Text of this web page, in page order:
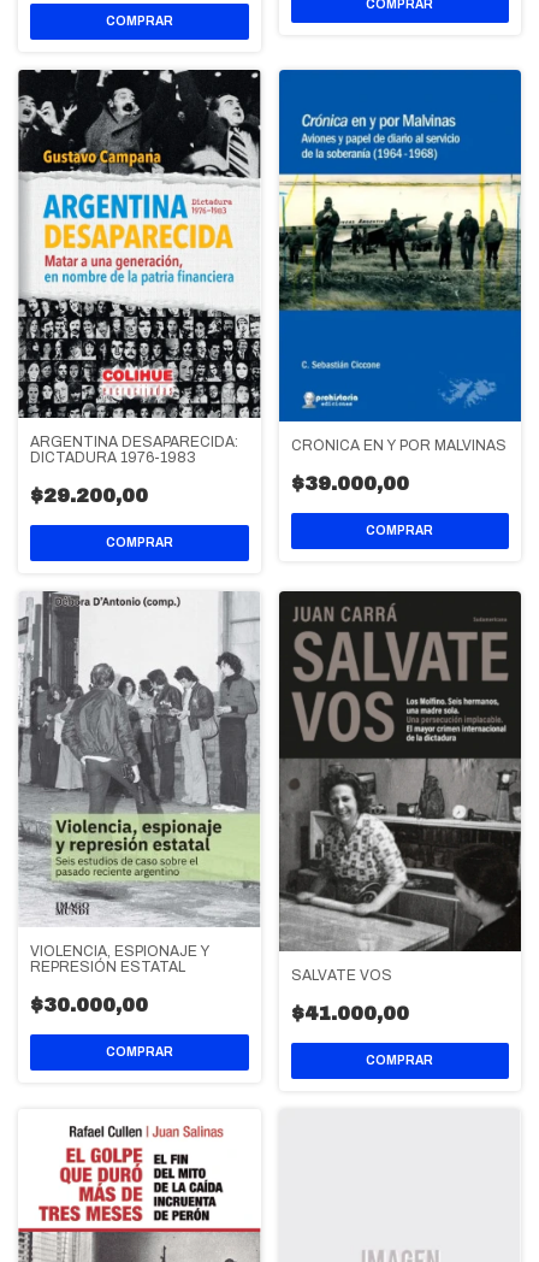
ARGENTINA DESAPARECIDA:
DICTADURA 1976-1983
$29.200,00
CRÓNICA EN Y POR MALVINAS
$39.000,00
VIOLENCIA, ESPIONAJE Y
REPRESIÓN ESTATAL
$30.000,00
SALVATE VOS
$41.000,00